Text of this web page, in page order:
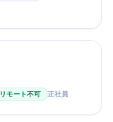
リモート不可 正社員